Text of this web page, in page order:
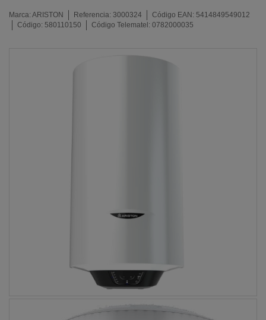
Marca: ARISTON Referencia: 3000324 Código EAN: 5414849549012
Código: 580110150 Código Telematel: 0782000035